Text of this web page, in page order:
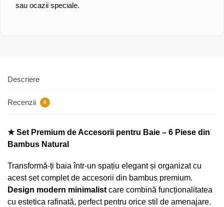
sau ocazii speciale.
Descriere
Recenzii 0
★ Set Premium de Accesorii pentru Baie – 6 Piese din
Bambus Natural
Transformă-ți baia într-un spațiu elegant și organizat cu
acest set complet de accesorii din bambus premium.
Design modern minimalist care combină funcționalitatea
cu estetica rafinată, perfect pentru orice stil de amenajare.